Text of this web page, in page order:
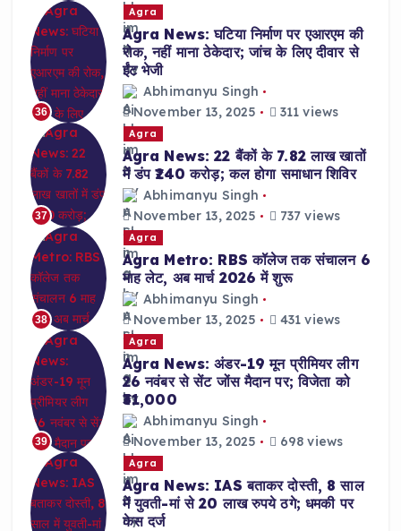
36
Agra
Agra News: घटिया निर्माण पर एआरएम की
रोक, नहीं माना ठेकेदार; जांच के लिए दीवार से
ईंट भेजी
Abhimanyu Singh
November 13, 2025
311 views
37
Agra
Agra News: 22 बैंकों के 7.82 लाख खातों
में डंप ₹240 करोड़; कल होगा समाधान शिविर
Abhimanyu Singh
November 13, 2025
737 views
38
Agra
Agra Metro: RBS कॉलेज तक संचालन 6
माह लेट, अब मार्च 2026 में शुरू
Abhimanyu Singh
November 13, 2025
431 views
39
Agra
Agra News: अंडर-19 मून प्रीमियर लीग
26 नवंबर से सेंट जोंस मैदान पर; विजेता को
₹31,000
Abhimanyu Singh
November 13, 2025
698 views
Agra
Agra News: IAS बताकर दोस्ती, 8 साल
में युवती-मां से 20 लाख रुपये ठगे; धमकी पर
केस दर्ज